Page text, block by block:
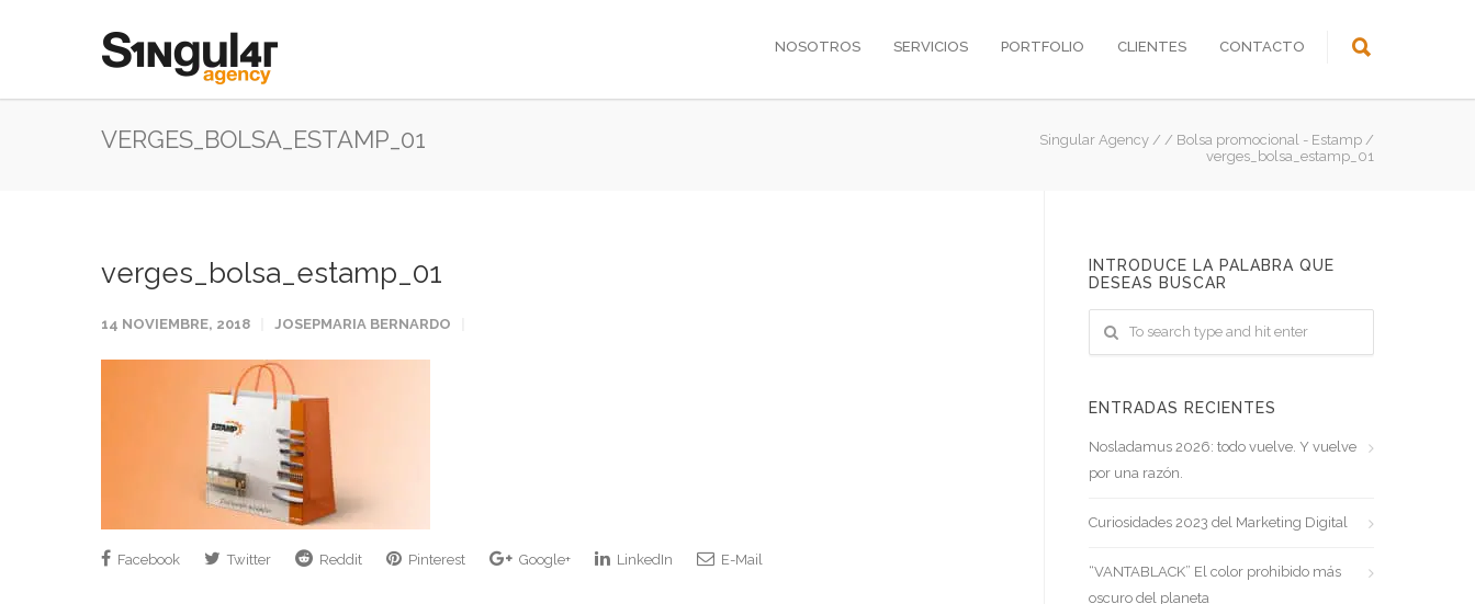
NOSOTROS SERVICIOS PORTFOLIO CLIENTES CONTACTO
VERGES_BOLSA_ESTAMP_01 Singular Agency / / Bolsa promocional - Estamp /
verges_bolsa_estamp_01
verges_bolsa_estamp_01
14 NOVIEMBRE, 2018 JOSEPMARIA BERNARDO
Facebook Twitter Reddit Pinterest Google+ LinkedIn E-Mail
INTRODUCE LA PALABRA QUE
DESEAS BUSCAR
ENTRADAS RECIENTES
Nosladamus 2026: todo vuelve. Y vuelve
por una razón.
Curiosidades 2023 del Marketing Digital
“VANTABLACK” El color prohibido más
oscuro del planeta